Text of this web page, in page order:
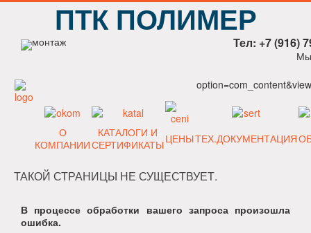
ПТК ПОЛИМЕР
Тел: +7 (916)
Мы
О
КОМПАНИИ
КАТАЛОГИ И
СЕРТИФИКАТЫЦЕНЫТЕХ.ДОКУМЕНТАЦИЯ
ТАКОЙ СТРАНИЦЫ НЕ СУЩЕСТВУЕТ.
В процессе обработки вашего запроса произошла
ошибка.